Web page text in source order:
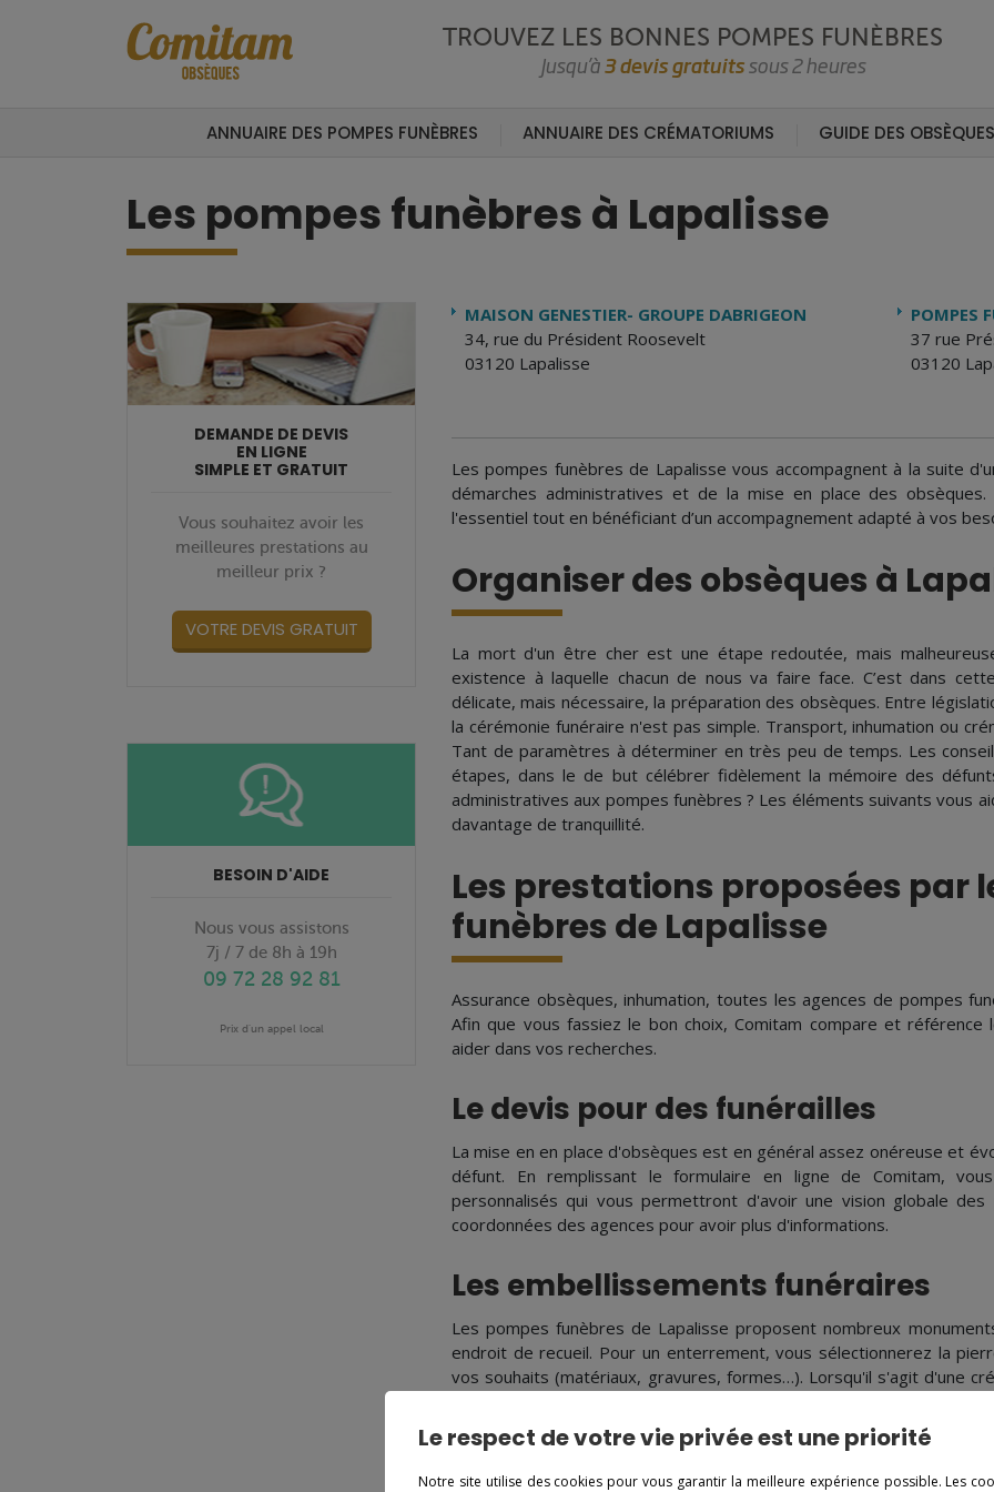
TROUVEZ LES BONNES POMPES FUNÈBRES
Jusqu’à3 devis gratuitssous 2 heures
ANNUAIRE DES POMPES FUNÈBRES ANNUAIRE DES CRÉMATORIUMS GUIDE DES OBSÈQUES
Les pompes funèbres à Lapalisse
Les pompes funèbres de Lapalisse vous accompagnent à la suite
démarches administratives et de la mise en place des
l'essentiel tout en bénéficiant d’un accompagnement adapté à vos
Organiser des obsèques à
La mort d'un être cher est une étape redoutée, mais
existence à laquelle chacun de nous va faire face. C’est dans
délicate, mais nécessaire, la préparation des obsèques. Entre
la cérémonie funéraire n'est pas simple. Transport, inhumation ou
Tant de paramètres à déterminer en très peu de temps. Les
étapes, dans le de but célébrer fidèlement la mémoire des
administratives aux pompes funèbres ? Les éléments suivants vous
davantage de tranquillité.
Les prestations proposées par
funèbres de Lapalisse
Assurance obsèques, inhumation, toutes les agences de pompes
Afin que vous fassiez le bon choix, Comitam compare et
aider dans vos recherches.
Le devis pour des funérailles
La mise en en place d'obsèques est en général assez onéreuse et
défunt. En remplissant le formulaire en ligne de Comitam,
personnalisés qui vous permettront d'avoir une vision globale
coordonnées des agences pour avoir plus d'informations.
Les embellissements funéraires
Les pompes funèbres de Lapalisse proposent nombreux
endroit de recueil. Pour un enterrement, vous sélectionnerez la
vos souhaits (matériaux, gravures, formes…). Lorsqu'il s'agit d'une
Le contrat de prévoyance obsèques
MAISON GENESTIER- GROUPE DABRIGEON
34, rue du Président Roosevelt
03120 Lapalisse
POMPES
37 rue
03120
DEMANDE DE DEVIS
EN LIGNE
SIMPLE ET GRATUIT
Vous souhaitez avoir les
meilleures prestations au
meilleur prix ?
VOTRE DEVIS GRATUIT
BESOIN D'AIDE
Nous vous assistons
7j / 7 de 8h à 19h
09 72 28 92 81
Prix d'un appel local
Le respect de votre vie privée est une priorité
Notre site utilise des cookies pour vous garantir la meilleure expérience possible. Les